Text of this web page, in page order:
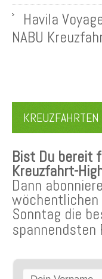
Havila
NABU
Bist Du bereit
Kreuzfahrt-
Dann
wöchentlichen
Sonntag die
spannendsten